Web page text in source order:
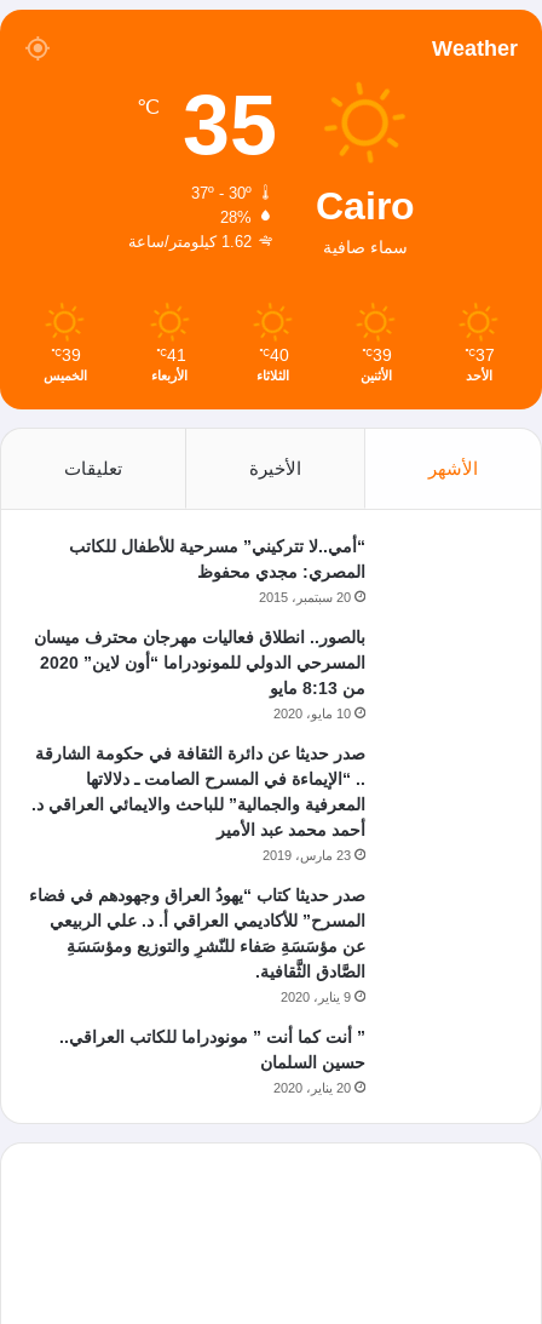
Weather
Cairo
سماء صافية
35
℃
37º - 30º
28%
1.62 كيلومتر/ساعة
37
℃
الأحد
39
℃
الأثنين
40
℃
الثلاثاء
41
℃
الأربعاء
39
℃
الخميس
الأشهر الأخيرة تعليقات
“أمي..لا تتركيني” مسرحية للأطفال للكاتب
المصري: مجدي محفوظ
20 سبتمبر، 2015
بالصور.. انطلاق فعاليات مهرجان محترف ميسان
المسرحي الدولي للمونودراما “أون لاين” 2020
من 8:13 مايو
10 مايو، 2020
صدر حديثا عن دائرة الثقافة في حكومة الشارقة
.. “الإيماءة في المسرح الصامت ـ دلالاتها
المعرفية والجمالية” للباحث والايمائي العراقي د.
أحمد محمد عبد الأمير
23 مارس، 2019
صدر حديثا كتاب “يهودُ العراق وجهودهم في فضاء
المسرح” للأكاديمي العراقي أ. د. علي الربيعي
عن مؤسَسَةِ صَفاء للنّشرِ والتوزيع ومؤسَسَةِ
الصَّادق الثَّقافية.
9 يناير، 2020
” أنت كما أنت ” مونودراما للكاتب العراقي..
حسين السلمان
20 يناير، 2020